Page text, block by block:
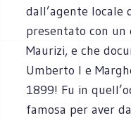
dall’agente locale
presentato con un
Maurizi, e che
Umberto I e
1899! Fu in
famosa per aver